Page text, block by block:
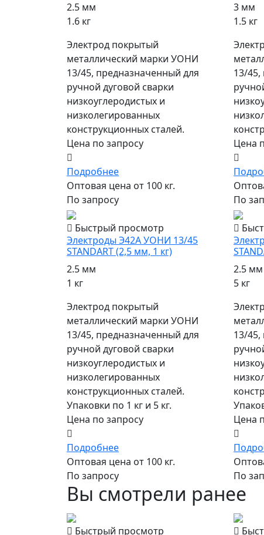
2.5 мм
1.6 кг
Электрод покрытый
металлический марки УОНИ
13/45, предназначенный для
ручной дуговой сварки
низкоуглеродистых и
низколегированных
конструкционных сталей.
Цена по запросу
Подробнее
Оптовая цена от 100 кг.
По запросу
3 мм
1.5 кг
13/
Цена
По
Быстрый просмотр
Электроды Э42А УОНИ 13/45
STANDART (2,5 мм, 1 кг)
2.5 мм
1 кг
Электрод покрытый
металлический марки УОНИ
13/45, предназначенный для
ручной дуговой сварки
низкоуглеродистых и
низколегированных
конструкционных сталей.
Упаковки по 1 кг и 5 кг.
Цена по запросу
Подробнее
Оптовая цена от 100 кг.
По запросу
2.5 мм
5 кг
13/
Цена
По
Вы смотрели ранее
Быстрый просмотр